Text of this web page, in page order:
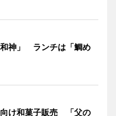
神」 ランチは「鯛め
向け和菓子販売 「父の